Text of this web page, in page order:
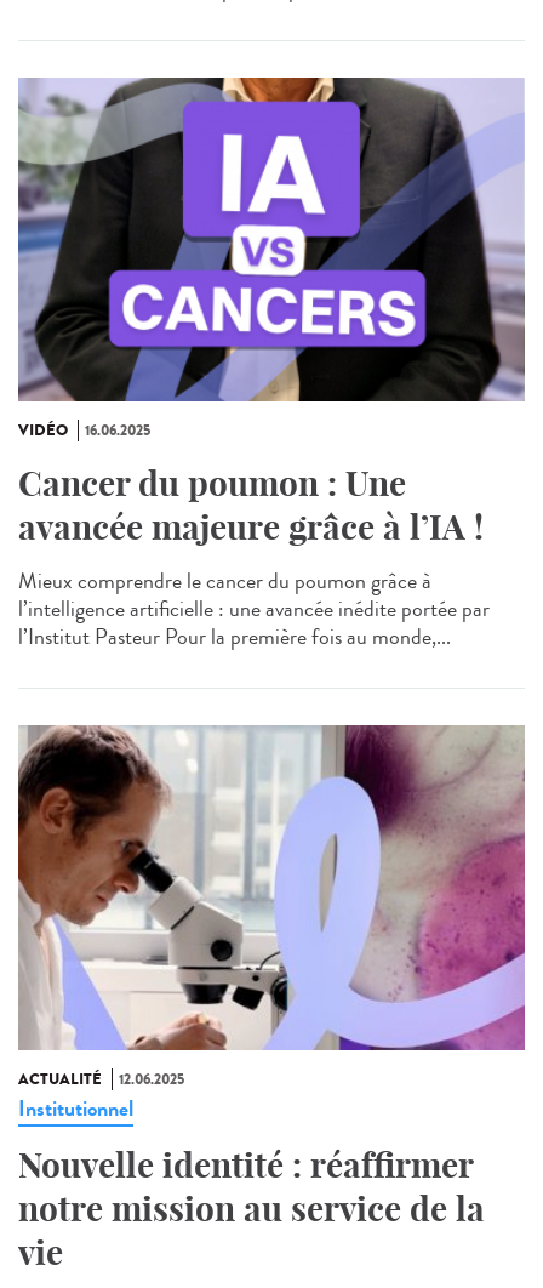
VIDÉO 16.06.2025
Cancer du poumon : Une
avancée majeure grâce à l’IA !
Mieux comprendre le cancer du poumon grâce à
l’intelligence artificielle : une avancée inédite portée par
l’Institut Pasteur Pour la première fois au monde,...
ACTUALITÉ 12.06.2025
Institutionnel
Nouvelle identité : réaffirmer
notre mission au service de la
vie